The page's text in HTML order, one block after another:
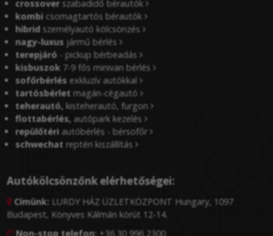
crossover szabadidő bérautók
kombi csomagtartós bérautók
hibrid személyautó kölcsönzés
nagy-luxus jármű bérlés
terepjáró - pickup bérbeadás
kisbuszok 7-9 fős minivan bérlés
sofőrbérlés exkluzív autókkal
tartósbérlet magán-cégautó
teherautó, kisteherautó, furgon
flottabérlés, autópark kezelés
repülőtéri autóbérlés - bérsofőr
schwechat reptéri kiszállítás
Autókölcsönzőnk elérhetőségei:
 Címünk: LURDY HÁZ ÜZLETKÖZPONT Hungary, 1097
Budapest, Könyves Kálmán körút 12-14.
 Non-stop telefon: +36 30 996 2300